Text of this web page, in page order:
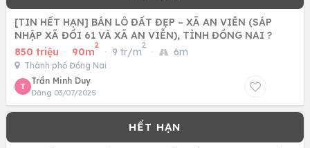
[TIN HẾT HẠN] BÁN LÔ ĐẤT ĐẸP – XÃ AN VIỄN (SÁP
NHẬP XÃ ĐỒI 61 VÀ XÃ AN VIỄN), TỈNH ĐỒNG NAI ?
850 triệu · 90m
2
· 9 tr/m
2
· 6m
Thành phố Đồng Nai
T
Trần Minh Duy
Đăng 03/07/2025